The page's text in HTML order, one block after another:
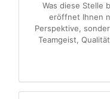
Was diese Stelle
eröffnet Ihnen
Perspektive,
Teamgeist,